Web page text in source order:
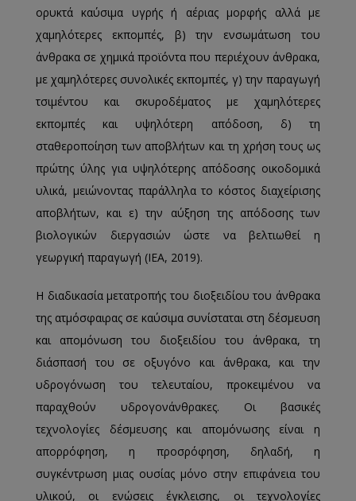
ορυκτά καύσιμα υγρής ή αέριας μορφής αλλά με
χαμηλότερες εκπομπές, β) την ενσωμάτωση του
άνθρακα σε χημικά προϊόντα που περιέχουν άνθρακα,
με χαμηλότερες συνολικές εκπομπές, γ) την παραγωγή
τσιμέντου και σκυροδέματος με χαμηλότερες
εκπομπές και υψηλότερη απόδοση, δ) τη
σταθεροποίηση των αποβλήτων και τη χρήση τους ως
πρώτης ύλης για υψηλότερης απόδοσης οικοδομικά
υλικά, μειώνοντας παράλληλα το κόστος διαχείρισης
αποβλήτων, και ε) την αύξηση της απόδοσης των
βιολογικών διεργασιών ώστε να βελτιωθεί η
γεωργική παραγωγή (IEA, 2019).
Η διαδικασία μετατροπής του διοξειδίου του άνθρακα
της ατμόσφαιρας σε καύσιμα συνίσταται στη δέσμευση
και απομόνωση του διοξειδίου του άνθρακα, τη
διάσπασή του σε οξυγόνο και άνθρακα, και την
υδρογόνωση του τελευταίου, προκειμένου να
παραχθούν υδρογονάνθρακες. Οι βασικές
τεχνολογίες δέσμευσης και απομόνωσης είναι η
απορρόφηση, η προσρόφηση, δηλαδή, η
συγκέντρωση μιας ουσίας μόνο στην επιφάνεια του
υλικού, οι ενώσεις έγκλεισης, οι τεχνολογίες